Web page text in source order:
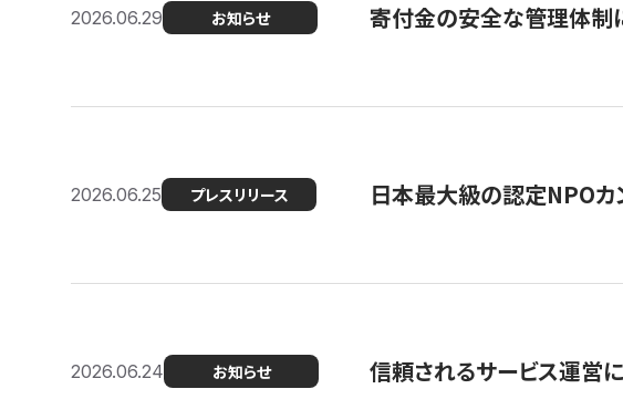
2026.06.29 お知らせ 寄付金の安全な管理体制
2026.06.25 プレスリリース 日本最大級の認定NPO
2026.06.24 お知らせ 信頼されるサービス運営